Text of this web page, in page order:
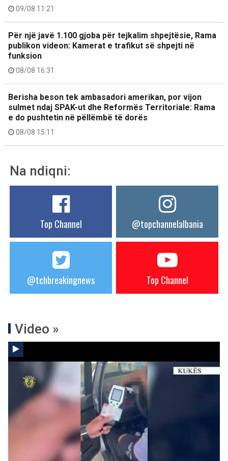
09/08 11:21
Për një javë 1.100 gjoba për tejkalim shpejtësie, Rama
publikon videon: Kamerat e trafikut së shpejti në
funksion
08/08 16:31
Berisha beson tek ambasadori amerikan, por vijon
sulmet ndaj SPAK-ut dhe Reformës Territoriale: Rama
e do pushtetin në pëllëmbë të dorës
08/08 15:11
Na ndiqni:
Top Channel @topchannelalbania
@tchbreakingnews Top Channel
Video »